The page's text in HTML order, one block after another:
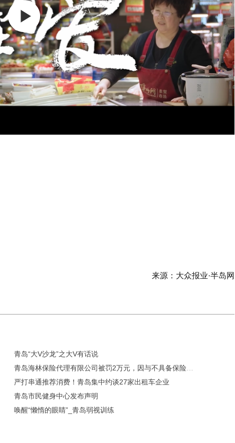
来源：大众报业·半岛网
青岛“大V沙龙”之大V有话说
严打串通推荐消费！青岛集中约谈27家出租车企业
青岛市民健身中心发布声明
唤醒“懒惰的眼睛”_青岛弱视训练